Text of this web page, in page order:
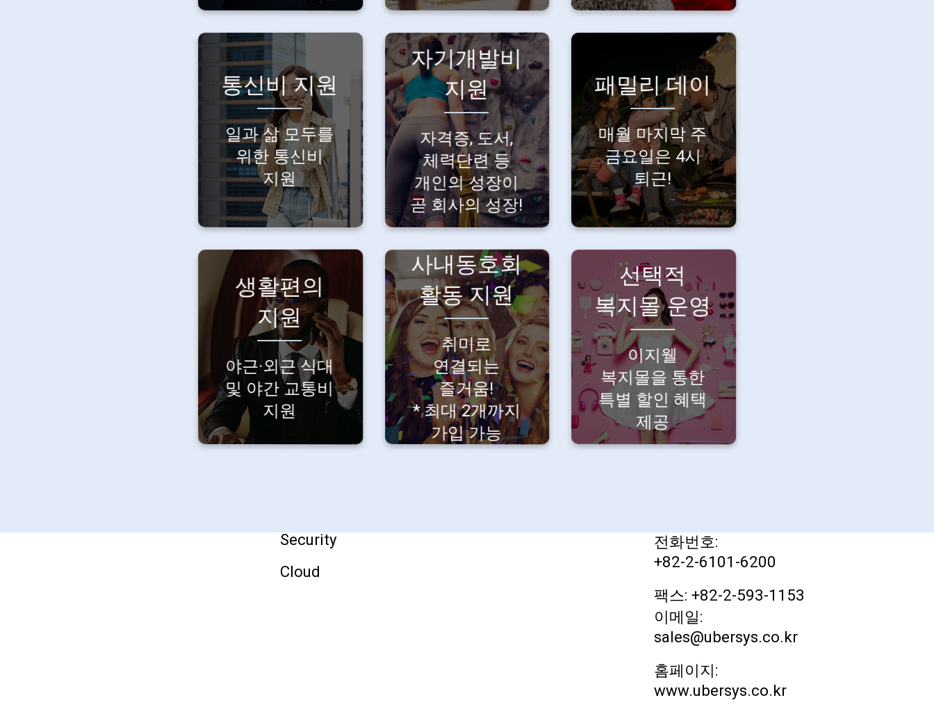
통신비 지원
일과 삶 모두를
위한 통신비
지원
일할 때도, 쉴
때도 필요한
연결.
통신비는
회사가 함께
부담해요!
자기개발비
지원
자격증, 도서,
체력단련 등
개인의 성장이
곧 회사의 성장!
성장을 위한
투자, 아끼지
않습니다.
자격증, 도서,
운동 등
자기계발에
필요한 비용을
지원해드려요.
패밀리 데이
매월 마지막 주
금요일은 4시
퇴근!
가족과의
시간도
소중하니까요.
매월 마지막 주
금요일, 4시
조기퇴근!
생활편의
지원
야근·외근 식대
및 야간 교통비
지원
늦은 시간의
식사와 이동도
걱정 마세요.
야근/외근 식대,
야간 교통비를
지원합니다.
사내동호회
활동 지원
취미로
연결되는
즐거움!
* 최대 2개까지
가입 가능
취미가 같은
동료들과 더
가까이!
즐거운 사내
동호회, 최대
2개까지 가입
가능해요.
선택적
복지몰 운영
이지웰
복지몰을 통한
특별 할인 혜택
제공
이지웰 온라인
복지몰에서
직원 전용 특별
할인 혜택을
누려보세요!
사업영역
Security
Cloud
관련 링크 사업장 안내
전화번호:
+82-2-6101-6200
팩스: +82-2-593-1153
이메일:
sales@ubersys.co.kr
홈페이지:
www.ubersys.co.kr